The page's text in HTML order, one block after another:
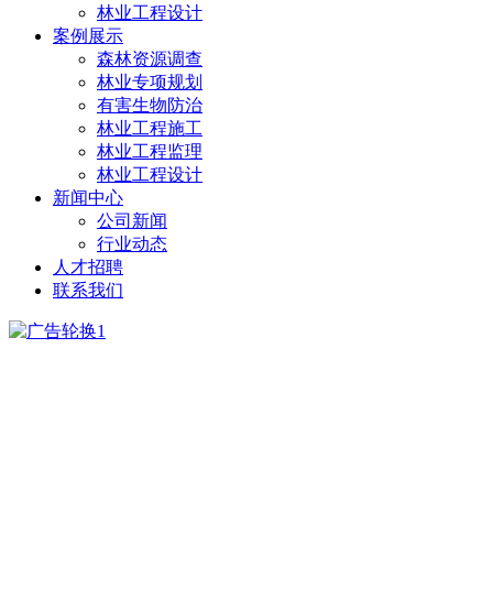
林业工程设计
案例展示
森林资源调查
林业专项规划
有害生物防治
林业工程施工
林业工程监理
林业工程设计
新闻中心
公司新闻
行业动态
人才招聘
联系我们